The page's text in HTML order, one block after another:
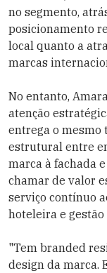
no segmento,
posicionamento
local quanto a
marcas
No entanto,
atenção
entrega o mesmo
estrutural entre
marca à fachada
chamar de valor
serviço contínuo
hoteleira e
"Tem branded
design da marca.